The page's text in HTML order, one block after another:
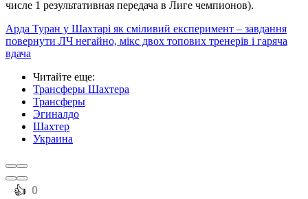
числе 1 результативная передача в Лиге чемпионов).
Арда Туран у Шахтарі як сміливий експеримент – завдання
повернути ЛЧ негайно, мікс двох топових тренерів і гаряча
вдача
Читайте еще:
Трансферы Шахтера
Трансферы
Эгиналдо
Шахтер
Украина
️👍 0